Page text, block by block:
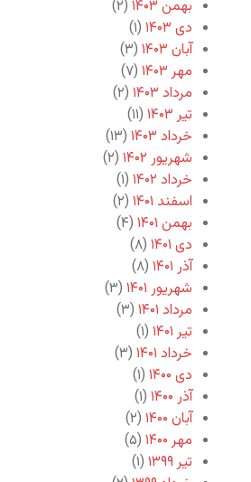
بهمن ۱۴۰۳
(۲)
دی ۱۴۰۳
(۱)
آبان ۱۴۰۳
(۳)
مهر ۱۴۰۳
(۷)
مرداد ۱۴۰۳
(۲)
تیر ۱۴۰۳
(۱۱)
خرداد ۱۴۰۳
(۱۳)
شهریور ۱۴۰۲
(۲)
خرداد ۱۴۰۲
(۱)
اسفند ۱۴۰۱
(۲)
بهمن ۱۴۰۱
(۴)
دی ۱۴۰۱
(۸)
آذر ۱۴۰۱
(۸)
شهریور ۱۴۰۱
(۳)
مرداد ۱۴۰۱
(۳)
تیر ۱۴۰۱
(۱)
خرداد ۱۴۰۱
(۳)
دی ۱۴۰۰
(۱)
آذر ۱۴۰۰
(۱)
آبان ۱۴۰۰
(۲)
مهر ۱۴۰۰
(۵)
تیر ۱۳۹۹
(۱)